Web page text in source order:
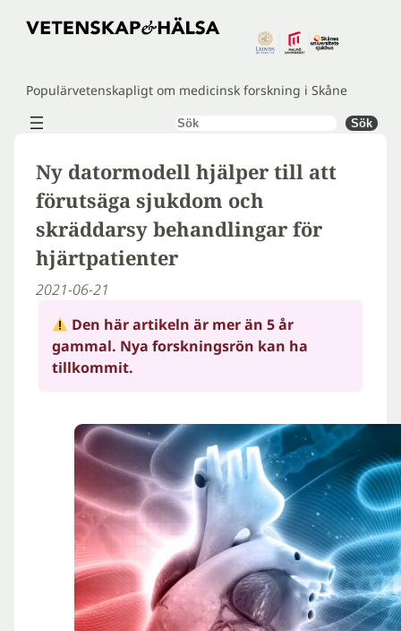
Hoppa
Populärvetenskapligt om medicinsk forskning i Skåne
Sök Sök
Ny datormodell hjälper till att
förutsäga sjukdom och
skräddarsy behandlingar för
hjärtpatienter
2021-06-21
Den här artikeln är mer än 5 år
gammal. Nya forskningsrön kan ha
tillkommit.